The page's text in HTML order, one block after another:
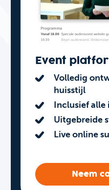
Event
Volledig
huisstijl
Inclusief
Uitgebreide
Live online
Neem